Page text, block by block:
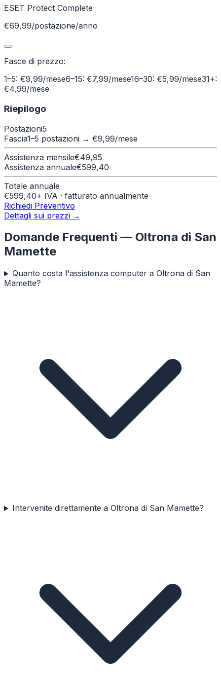
ESET Protect Complete
€69,99/postazione/anno
Fasce di prezzo:
1–5: €9,99/mese6–15: €7,99/mese16–30: €5,99/mese31+:
€4,99/mese
Riepilogo
Postazioni5
Fascia1–5 postazioni → €9,99/mese
Assistenza mensile€49,95
Assistenza annuale€599,40
Totale annuale
€599,40+ IVA · fatturato annualmente
Richiedi Preventivo
Dettagli sui prezzi →
Domande Frequenti — Oltrona di San
Mamette
Quanto costa l'assistenza computer a Oltrona di San
Mamette?
Intervenite direttamente a Oltrona di San Mamette?